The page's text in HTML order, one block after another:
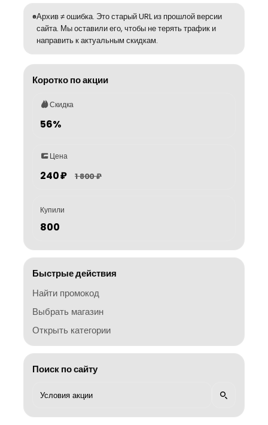
Архив ≠ ошибка. Это старый URL из прошлой версии
сайта. Мы оставили его, чтобы не терять трафик и
направить к актуальным скидкам.
Коротко по акции
Скидка
56%
Цена
240 ₽ 1 800 ₽
Купили
800
Быстрые действия
Найти промокод
Выбрать магазин
Открыть категории
Поиск по сайту